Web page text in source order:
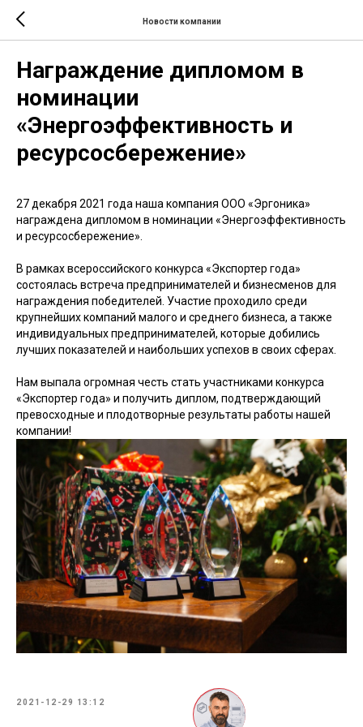
Новости компании
Награждение дипломом в
номинации
«Энергоэффективность и
ресурсосбережение»
27 декабря 2021 года наша компания ООО «Эргоника»
награждена дипломом в номинации «Энергоэффективность
и ресурсосбережение».
В рамках всероссийского конкурса «Экспортер года»
состоялась встреча предпринимателей и бизнесменов для
награждения победителей. Участие проходило среди
крупнейших компаний малого и среднего бизнеса, а также
индивидуальных предпринимателей, которые добились
лучших показателей и наибольших успехов в своих сферах.
Нам выпала огромная честь стать участниками конкурса
«Экспортер года» и получить диплом, подтверждающий
превосходные и плодотворные результаты работы нашей
компании!
2021-12-29 13:12